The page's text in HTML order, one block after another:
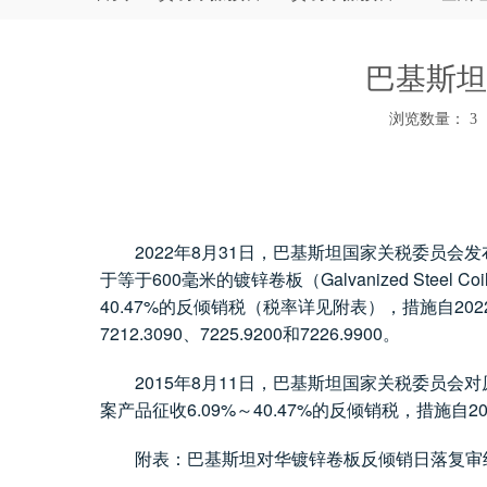
巴基斯
浏览数量： 3
2022年8 月 31 日，巴基斯坦国家关税委员会发
于等于600毫米的镀锌卷板（Galvanized Steel
40.47%的反倾销税（税率详见附表），措施自
7212.3090
7225.9200和7226.9900。
2015年8 月 11 日，巴基斯坦国家关税委员会
案产品征收6.09%～40.47%的反倾销税，措施自
附表：巴基斯坦对华镀锌卷板反倾销日落复